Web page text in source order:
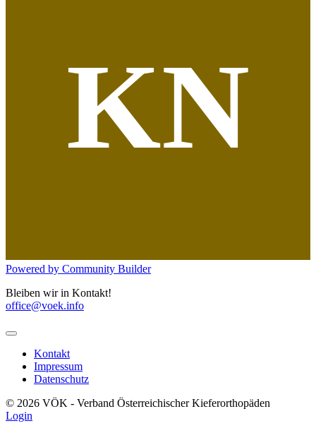
KN
Powered by Community Builder
Bleiben wir in Kontakt!
office@voek.info
Kontakt
Impressum
Datenschutz
© 2026 VÖK - Verband Österreichischer Kieferorthopäden
Login